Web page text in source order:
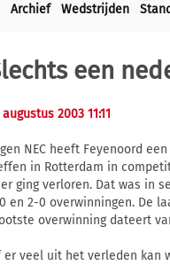
Archief Wedstrijden
een
augustus 2003 11:11
NEC heeft Feyenoord
in Rotterdam in
ging verloren. Dat was in
en 2-0 overwinningen. De
overwinning dateert
er veel uit het verleden kan